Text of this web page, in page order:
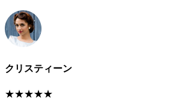
クリスティーン
★★★★★